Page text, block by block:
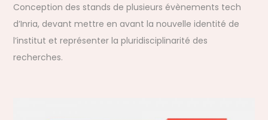
Conception des stands de plusieurs évènements tech
d’Inria, devant mettre en avant la nouvelle identité de
l’institut et représenter lapluridisciplinarité des
recherches.